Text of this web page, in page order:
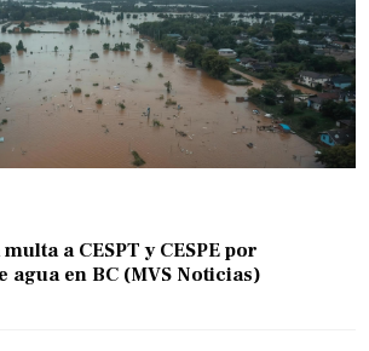
a CESPT y CESPE por
agua en BC (MVS Noticias)